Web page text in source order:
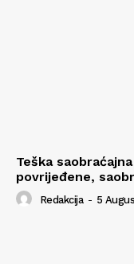
Teška
povrijeđene,
Redakcija - 5